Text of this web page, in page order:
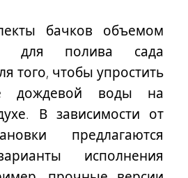
бачков объемом
для полива сада
того, чтобы упростить
дождевой воды на
В зависимости от
предлагаются
исполнения